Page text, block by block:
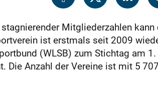
Mitgliederzahlen
ist erstmals seit 2009
(WLSB) zum Stichtag am
Die Anzahl der Vereine ist mit 5